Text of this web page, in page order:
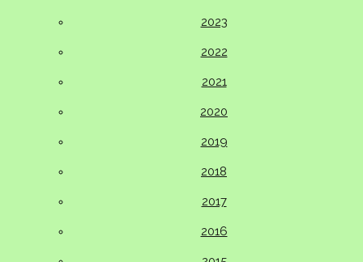
2023
2022
2021
2020
2019
2018
2017
2016